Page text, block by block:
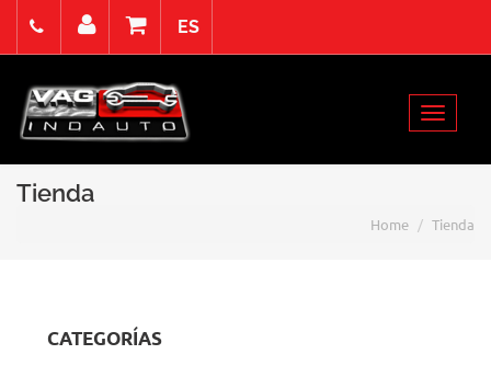
ES
Select Language▼ Viernes 7 Agosto de 2026
Acceso Registro
Toggle
Tienda
Home Tienda
CATEGORÍAS